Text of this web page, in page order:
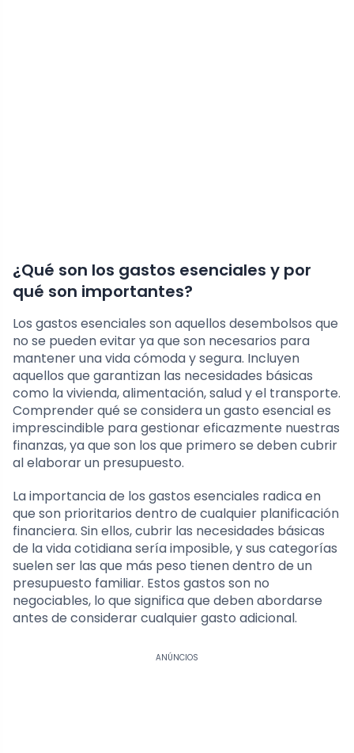
¿Qué son los gastos esenciales y por
qué son importantes?
Los gastos esenciales son aquellos desembolsos que
no se pueden evitar ya que son necesarios para
mantener una vida cómoda y segura. Incluyen
aquellos que garantizan las necesidades básicas
como la vivienda, alimentación, salud y el transporte.
Comprender qué se considera un gasto esencial es
imprescindible para gestionar eficazmente nuestras
finanzas, ya que son los que primero se deben cubrir
al elaborar un presupuesto.
La importancia de los gastos esenciales radica en
que son prioritarios dentro de cualquier planificación
financiera. Sin ellos, cubrir las necesidades básicas
de la vida cotidiana sería imposible, y sus categorías
suelen ser las que más peso tienen dentro de un
presupuesto familiar. Estos gastos son no
negociables, lo que significa que deben abordarse
antes de considerar cualquier gasto adicional.
ANÚNCIOS